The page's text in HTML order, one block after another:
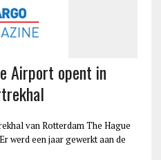
Airport opent in
van Rotterdam The Hague
werd een jaar gewerkt aan de